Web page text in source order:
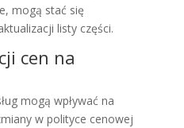
mogą stać się
listy części.
cen na
mogą wpływać na
w polityce cenowej